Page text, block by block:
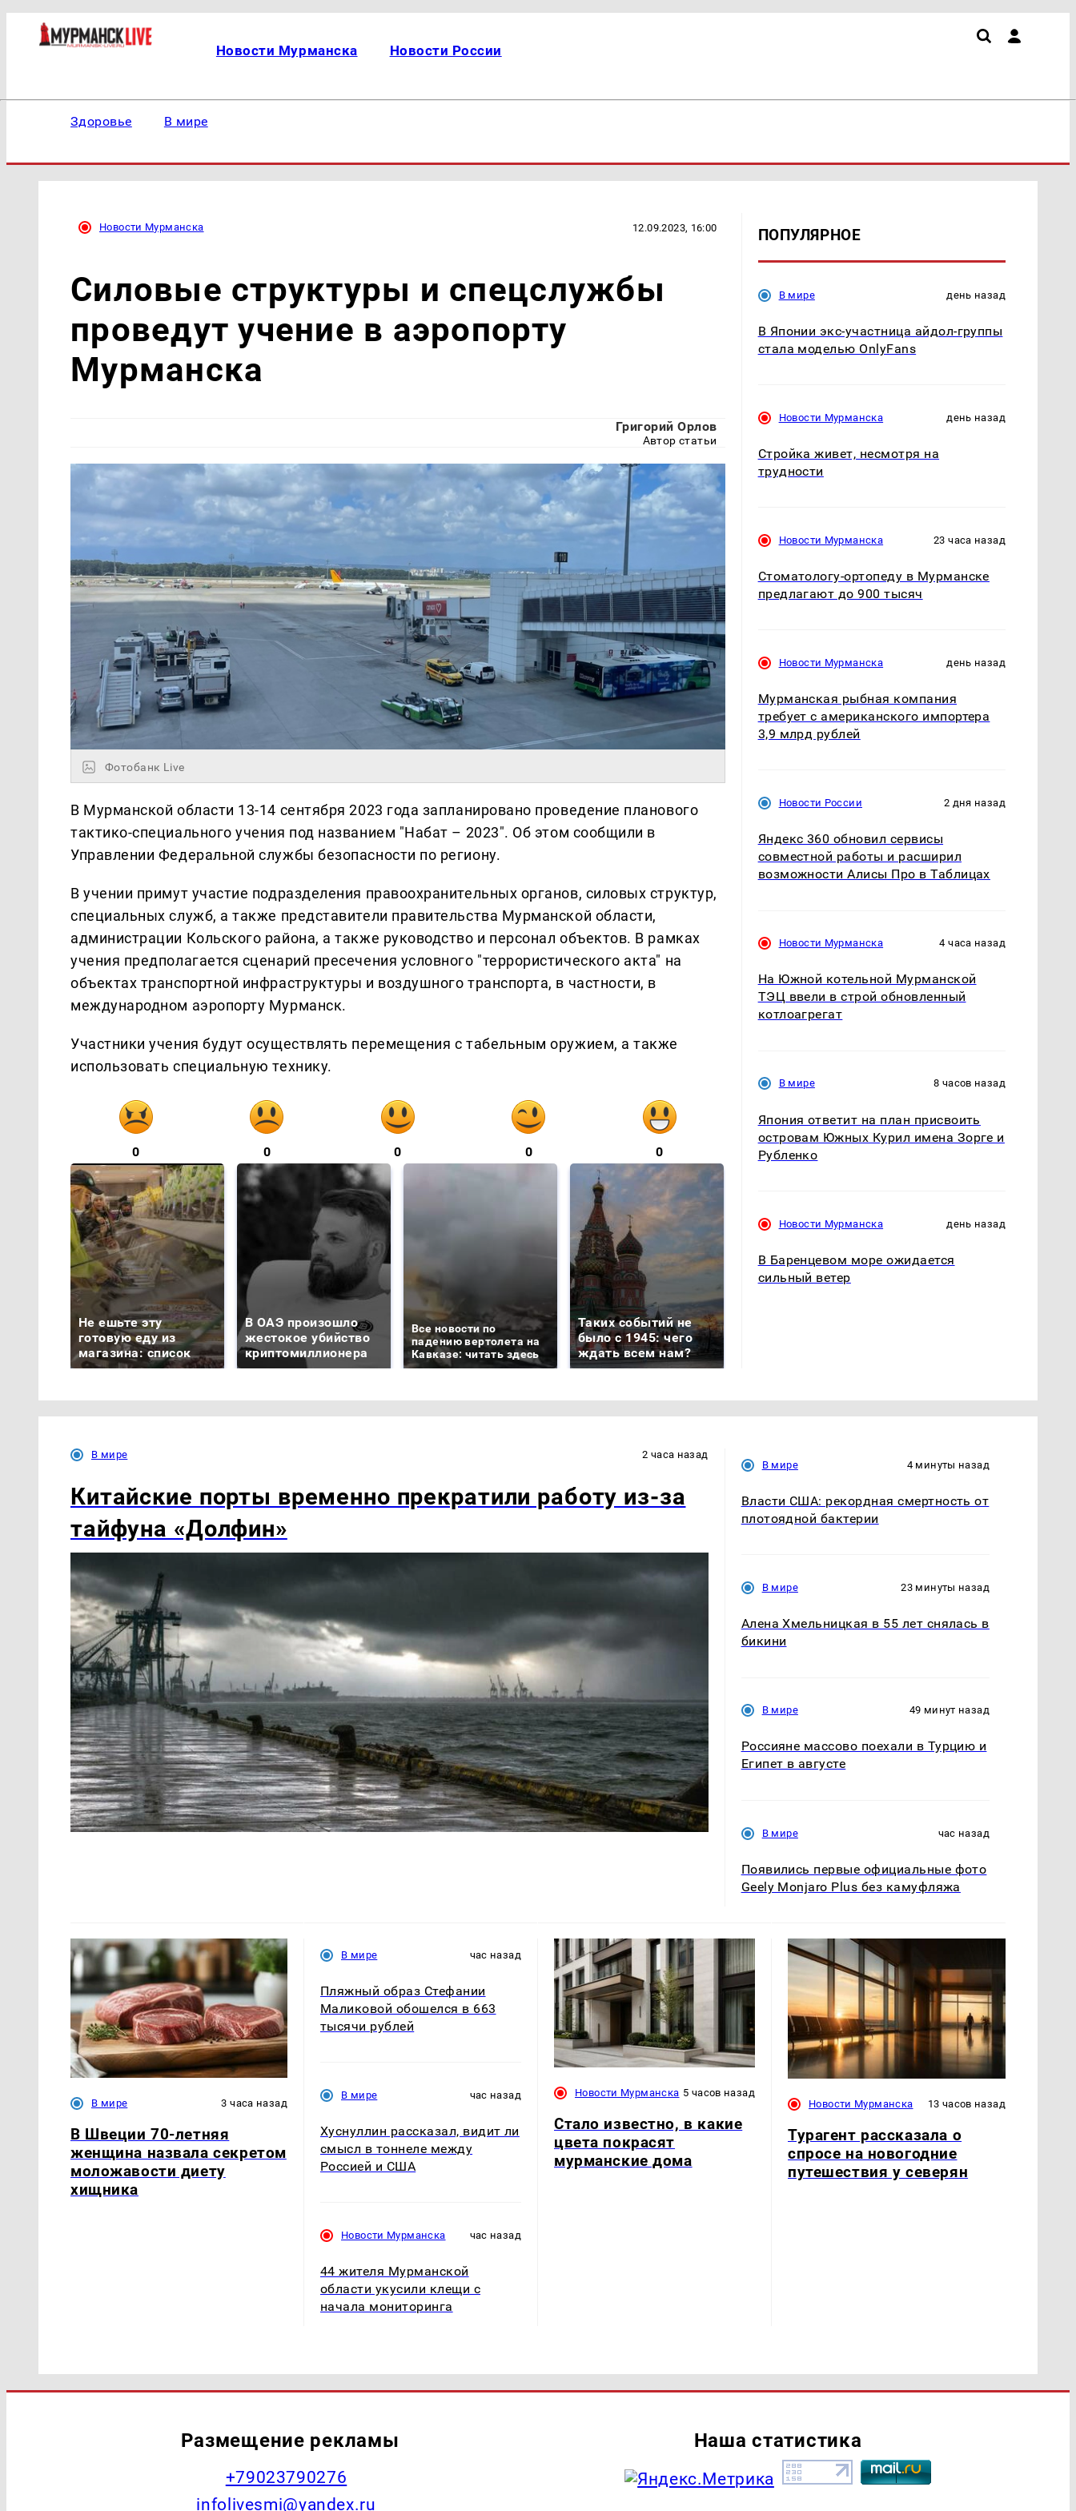
Новости Мурманска Новости России
Здоровье В мире
Новости Мурманска 12.09.2023, 16:00
Силовые структуры и спецслужбы
проведут учение в аэропорту
Мурманска
Григорий Орлов
Автор статьи
Фотобанк Live
В Мурманской области 13-14 сентября 2023 года запланировано проведение планового
тактико-специального учения под названием "Набат – 2023". Об этом сообщили в
Управлении Федеральной службы безопасности по региону.
В учении примут участие подразделения правоохранительных органов, силовых структур,
специальных служб, а также представители правительства Мурманской области,
администрации Кольского района, а также руководство и персонал объектов. В рамках
учения предполагается сценарий пресечения условного "террористического акта" на
объектах транспортной инфраструктуры и воздушного транспорта, в частности, в
международном аэропорту Мурманск.
Участники учения будут осуществлять перемещения с табельным оружием, а также
использовать специальную технику.
0 0 0 0 0
Не ешьте эту
готовую еду из
магазина: список
В ОАЭ произошло
жестокое убийство
криптомиллионера
Все новости по
падению вертолета на
Кавказе: читать здесь
Таких событий не
было с 1945: чего
ждать всем нам?
ПОПУЛЯРНОЕ
В мире день назад
В Японии экс-участница айдол-группы
стала моделью OnlyFans
Новости Мурманска день назад
Стройка живет, несмотря на
трудности
Новости Мурманска 23 часа назад
Стоматологу-ортопеду в Мурманске
предлагают до 900 тысяч
Новости Мурманска день назад
Мурманская рыбная компания
требует с американского импортера
3,9 млрд рублей
Новости России 2 дня назад
Яндекс 360 обновил сервисы
совместной работы и расширил
возможности Алисы Про в Таблицах
Новости Мурманска 4 часа назад
На Южной котельной Мурманской
ТЭЦ ввели в строй обновленный
котлоагрегат
В мире 8 часов назад
Япония ответит на план присвоить
островам Южных Курил имена Зорге и
Рубленко
Новости Мурманска день назад
В Баренцевом море ожидается
сильный ветер
В мире 2 часа назад
Китайские порты временно прекратили работу из-за
тайфуна «Долфин»
В мире 4 минуты назад
Власти США: рекордная смертность от
плотоядной бактерии
В мире 23 минуты назад
Алена Хмельницкая в 55 лет снялась в
бикини
В мире 49 минут назад
Россияне массово поехали в Турцию и
Египет в августе
В мире час назад
Появились первые официальные фото
Geely Monjaro Plus без камуфляжа
В мире 3 часа назад
В Швеции 70-летняя
женщина назвала секретом
моложавости диету
хищника
В мире час назад
Пляжный образ Стефании
Маликовой обошелся в 663
тысячи рублей
В мире час назад
Хуснуллин рассказал, видит ли
смысл в тоннеле между
Россией и США
Новости Мурманска час назад
44 жителя Мурманской
области укусили клещи с
начала мониторинга
Новости Мурманска 5 часов назад
Стало известно, в какие
цвета покрасят
мурманские дома
Новости Мурманска 13 часов назад
Турагент рассказала о
спросе на новогодние
путешествия у северян
Размещение рекламы
+79023790276
infolivesmi@yandex.ru
Наша статистика